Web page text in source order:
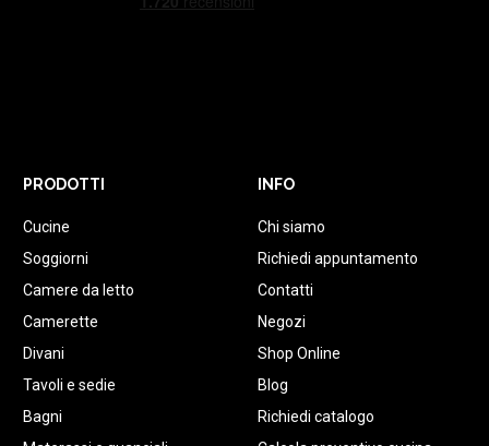
PRODOTTI
Cucine
Soggiorni
Camere da letto
Camerette
Divani
Tavoli e sedie
Bagni
INFO
Chi siamo
Richiedi appuntamento
Contatti
Negozi
Shop Online
Blog
Richiedi catalogo